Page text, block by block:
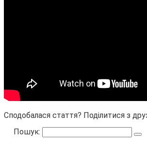
Сподобалася стаття? Поділитися з
Пошук: